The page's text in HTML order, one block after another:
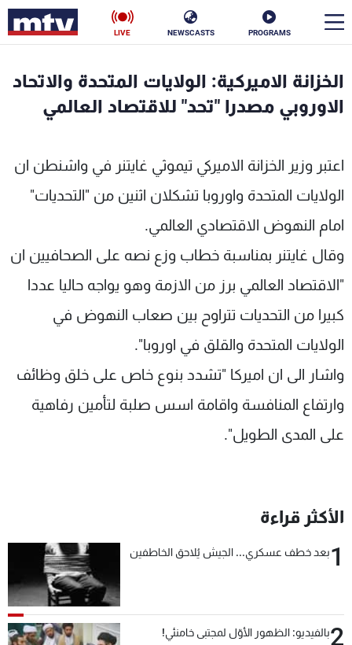
PROGRAMS
NEWSCASTS
LIVE
الخزانة الاميركية: الولايات المتحدة والاتحاد
الاوروبي مصدرا "تحد" للاقتصاد العالمي
اعتبر وزير الخزانة الاميركي تيموثي غايتنر في واشنطن ان
الولايات المتحدة واوروبا تشكلان اثنين من "التحديات"
امام النهوض الاقتصادي العالمي.
وقال غايتنر بمناسبة خطاب وزع نصه على الصحافيين ان
"الاقتصاد العالمي برز من الازمة وهو يواجه حاليا عددا
كبيرا من التحديات تتراوح بين صعاب النهوض في
الولايات المتحدة والقلق في اوروبا".
واشار الى ان اميركا "تشدد بنوع خاص على خلق وظائف
وارتفاع المنافسة واقامة اسس صلبة لتأمين رفاهية
على المدى الطويل".
الأكثر قراءة
1بعد خطف عسكري... الجيش يُلاحق الخاطفين
2بالفيديو: الظهور الأوّل لمجتبى خامنئي!
الأخبار
فن
منوعات
كأس العالم
البرامج
جدول البرامج
شاهد البرامج
عن MTV